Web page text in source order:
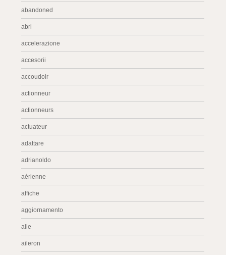
abandoned
abri
accelerazione
accesorii
accoudoir
actionneur
actionneurs
actuateur
adattare
adrianoldo
aérienne
affiche
aggiornamento
aile
aileron